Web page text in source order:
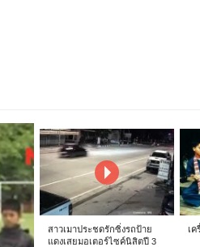
สาวเมาประชดรักซิ่งรถป้าย
แดงเสยมอเตอร์ไซค์นิสิตปี 3
เ